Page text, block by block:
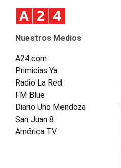
Nuestros Medios
A24.com
Primicias Ya
Radio La Red
FM Blue
Diario Uno Mendoza
San Juan 8
América TV